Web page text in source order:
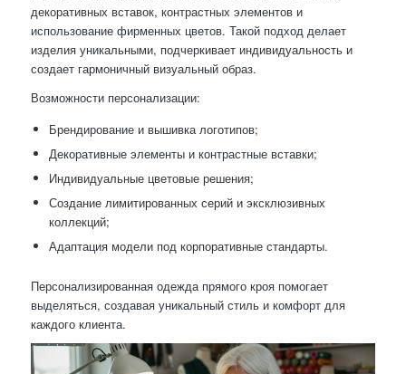
декоративных вставок, контрастных элементов и
использование фирменных цветов. Такой подход делает
изделия уникальными, подчеркивает индивидуальность и
создает гармоничный визуальный образ.
Возможности персонализации:
Брендирование и вышивка логотипов;
Декоративные элементы и контрастные вставки;
Индивидуальные цветовые решения;
Создание лимитированных серий и эксклюзивных
коллекций;
Адаптация модели под корпоративные стандарты.
Персонализированная одежда прямого кроя помогает
выделяться, создавая уникальный стиль и комфорт для
каждого клиента.